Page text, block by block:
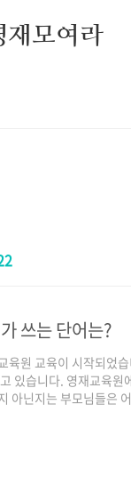
재모여라
쓰는 단어는?
육원 교육이 시작되었
있습니다. 영재교육원
아닌지는 부모님들은
나 하는 마음이 생기기